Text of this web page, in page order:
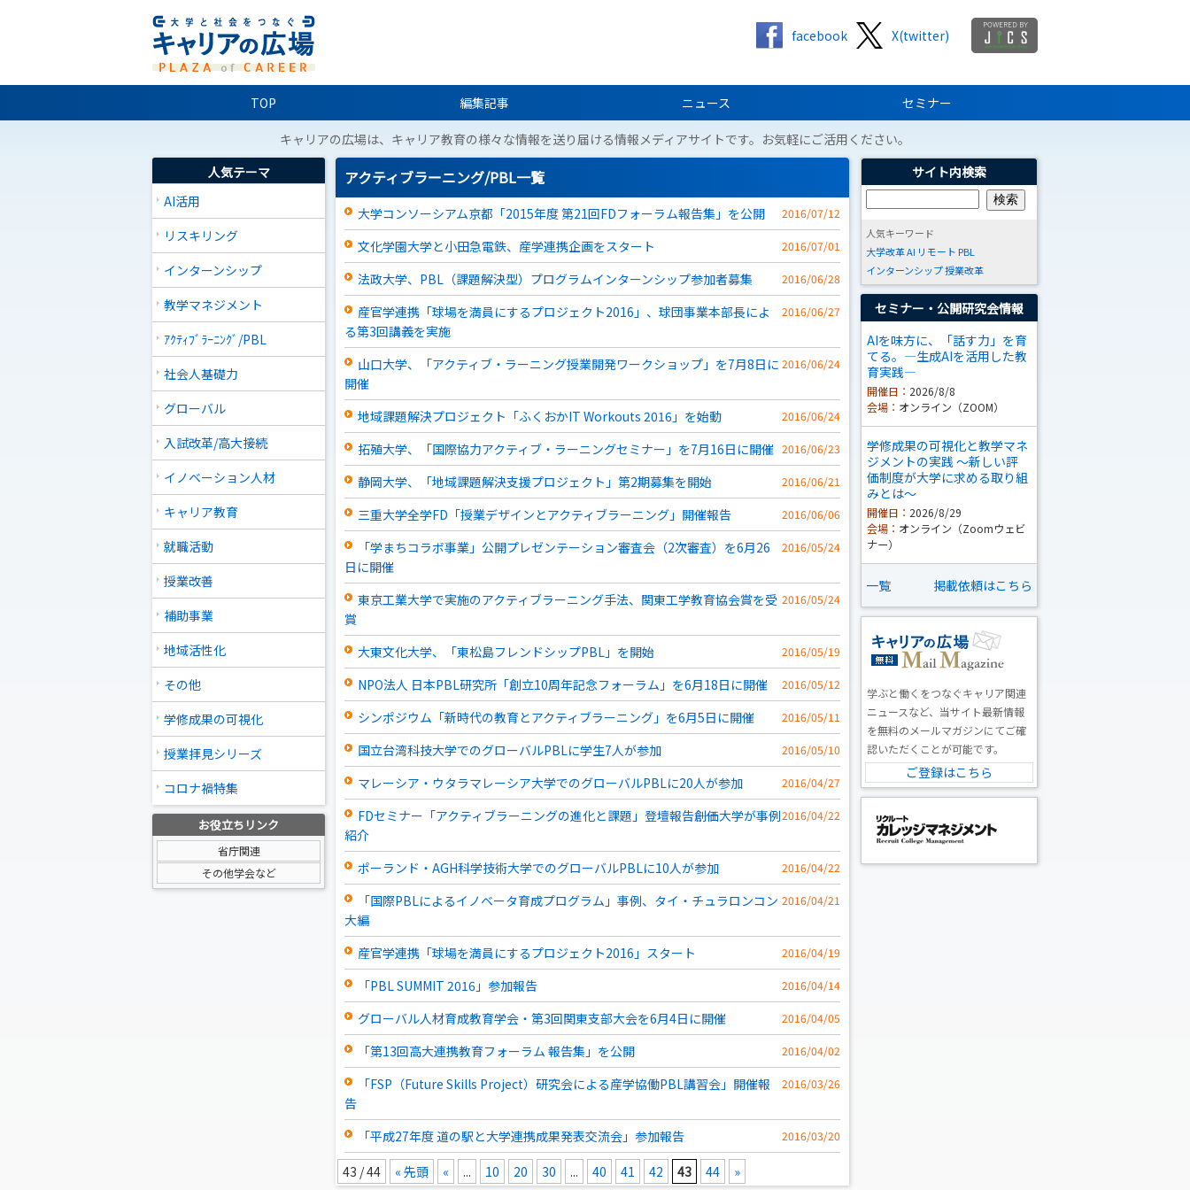
X(twitter)
facebook
TOP 編集記事 ニュース セミナー
キャリアの広場は、キャリア教育の様々な情報を送り届ける情報メディアサイトです。お気軽にご活用ください。
人気テーマ
AI活用
リスキリング
インターンシップ
教学マネジメント
ｱｸﾃｨﾌﾞﾗｰﾆﾝｸﾞ/PBL
社会人基礎力
グローバル
入試改革/高大接続
イノベーション人材
キャリア教育
就職活動
授業改善
補助事業
地域活性化
その他
学修成果の可視化
授業拝見シリーズ
コロナ禍特集
お役立ちリンク
省庁関連
その他学会など
サイト内検索
人気キーワード
大学改革AI リモート PBL
インターンシップ授業改革
セミナー・公開研究会情報
AIを味方に、「話す力」を育
てる。―生成AIを活用した教
育実践―
開催日： 2026/8/8
会場： オンライン（ZOOM）
学修成果の可視化と教学マネ
ジメントの実践 ～新しい評
価制度が大学に求める取り組
みとは～
開催日： 2026/8/29
会場： オンライン（Zoomウェビ
ナー）
一覧 掲載依頼はこちら
学ぶと働くをつなぐキャリア関連
ニュースなど、当サイト最新情報
を無料のメールマガジンにてご確
認いただくことが可能です。
ご登録はこちら
アクティブラーニング/PBL一覧
2016/07/12
大学コンソーシアム京都「2015年度 第21回FDフォーラム報告集」を公開
2016/07/01
文化学園大学と小田急電鉄、産学連携企画をスタート
2016/06/28
法政大学、PBL（課題解決型）プログラムインターンシップ参加者募集
2016/06/27
産官学連携「球場を満員にするプロジェクト2016」、球団事業本部長によ
る第3回講義を実施
2016/06/24
山口大学、「アクティブ・ラーニング授業開発ワークショップ」を7月8日に
開催
2016/06/24
地域課題解決プロジェクト「ふくおかIT Workouts 2016」を始動
2016/06/23
拓殖大学、「国際協力アクティブ・ラーニングセミナー」を7月16日に開催
2016/06/21
静岡大学、「地域課題解決支援プロジェクト」第2期募集を開始
2016/06/06
三重大学全学FD「授業デザインとアクティブラーニング」開催報告
2016/05/24
「学まちコラボ事業」公開プレゼンテーション審査会（2次審査）を6月26
日に開催
2016/05/24
東京工業大学で実施のアクティブラーニング手法、関東工学教育協会賞を受
賞
2016/05/19
大東文化大学、「東松島フレンドシップPBL」を開始
2016/05/12
NPO法人 日本PBL研究所「創立10周年記念フォーラム」を6月18日に開催
2016/05/11
シンポジウム「新時代の教育とアクティブラーニング」を6月5日に開催
2016/05/10
国立台湾科技大学でのグローバルPBLに学生7人が参加
2016/04/27
マレーシア・ウタラマレーシア大学でのグローバルPBLに20人が参加
2016/04/22
FDセミナー「アクティブラーニングの進化と課題」登壇報告――創価大学が事例
紹介
2016/04/22
ポーランド・AGH科学技術大学でのグローバルPBLに10人が参加
2016/04/21
「国際PBLによるイノベータ育成プログラム」事例、タイ・チュラロンコン
大編
2016/04/19
産官学連携「球場を満員にするプロジェクト2016」スタート
2016/04/14
「PBL SUMMIT 2016」参加報告
2016/04/05
グローバル人材育成教育学会・第3回関東支部大会を6月4日に開催
2016/04/02
「第13回高大連携教育フォーラム 報告集」を公開
2016/03/26
「FSP（Future Skills Project）研究会による産学協働PBL講習会」開催報
告
2016/03/20
「平成27年度 道の駅と大学連携成果発表交流会」参加報告
43 / 44
« 先頭 « ... 10 20 30 ... 40 41 42 43 44 »